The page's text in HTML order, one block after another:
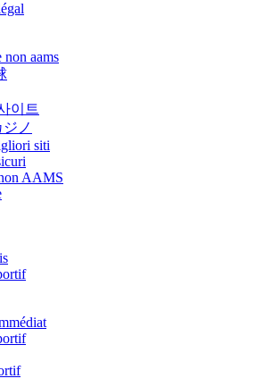
non aams
이트
ノ
siti
AAMS